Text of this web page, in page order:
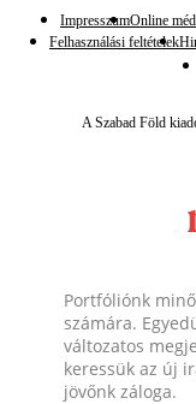
ImpresszumOnline
Felhasználási feltételek
A Szabad Föld
Portfóliónk
számára.
változatos
keressük az új
jövőnk záloga.